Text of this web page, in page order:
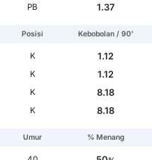
PB 1.37
Posisi Kebobolan / 90'
K
1.12
K
1.12
K
8.18
K 8.18
Umur % Menang